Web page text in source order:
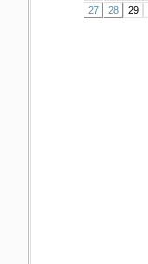
27
28 29